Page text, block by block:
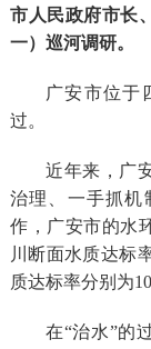
市人民政府市长
一）巡河调研。
广安市位于
过。
近年来，广
治理、一手抓机
作，广安市的水
川断面水质达标
质达标率分别为
在“治水”的